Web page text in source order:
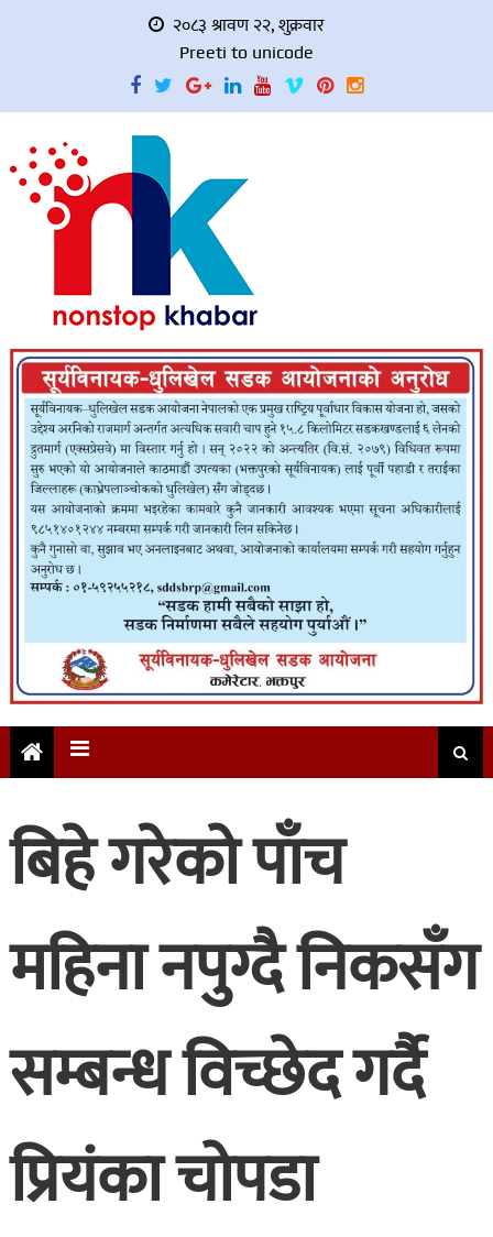
२०८३ श्रावण २२, शुक्रवार
Preeti to unicode
बिहे गरेको पाँच
महिना नपुग्दै निकसँग
सम्बन्ध विच्छेद गर्दै
प्रियंका चोपडा